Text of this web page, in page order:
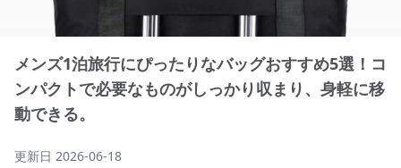
メンズ1泊旅行にぴったりなバッグおすすめ5選！コ
ンパクトで必要なものがしっかり収まり、身軽に移
動できる。
更新日 2026-06-18